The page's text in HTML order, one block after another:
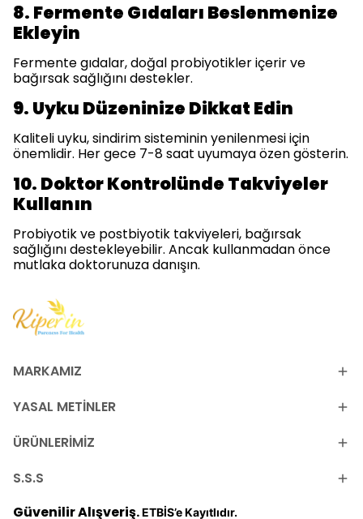
8. Fermente Gıdaları Beslenmenize
Ekleyin
Fermente gıdalar, doğal probiyotikler içerir ve
bağırsak sağlığını destekler.
9. Uyku Düzeninize Dikkat Edin
Kaliteli uyku, sindirim sisteminin yenilenmesi için
önemlidir. Her gece 7-8 saat uyumaya özen gösterin.
10. Doktor Kontrolünde Takviyeler
Kullanın
Probiyotik ve postbiyotik takviyeleri, bağırsak
sağlığını destekleyebilir. Ancak kullanmadan önce
mutlaka doktorunuza danışın.
MARKAMIZ
YASAL METİNLER
ÜRÜNLERİMİZ
S.S.S
Güvenilir Alışveriş.ETBİS’e Kayıtlıdır.